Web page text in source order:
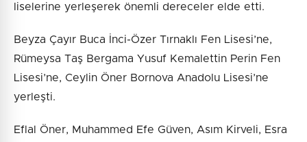
liselerine yerleşerek önemli dereceler elde etti.
Beyza Çayır Buca İnci-Özer Tırnaklı Fen Lisesi’ne,
Rümeysa Taş Bergama Yusuf Kemalettin Perin Fen
Lisesi’ne, Ceylin Öner Bornova Anadolu Lisesi’ne
yerleşti.
Eflal Öner, Muhammed Efe Güven, Asım Kirveli, Esra